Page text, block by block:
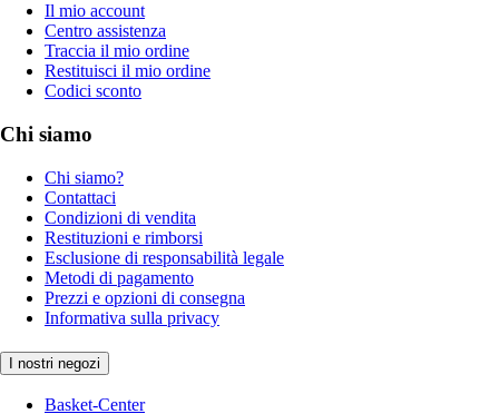
Il mio account
Centro assistenza
Traccia il mio ordine
Restituisci il mio ordine
Codici sconto
Chi siamo
Chi siamo?
Contattaci
Condizioni di vendita
Restituzioni e rimborsi
Esclusione di responsabilità legale
Metodi di pagamento
Prezzi e opzioni di consegna
Informativa sulla privacy
I nostri negozi
Basket-Center